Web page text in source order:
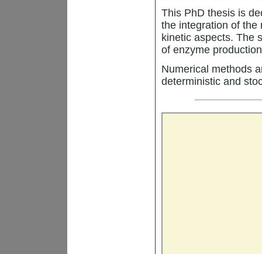
This PhD thesis is
the integration of the
kinetic aspects. The
of enzyme
Numerical methods
deterministic and